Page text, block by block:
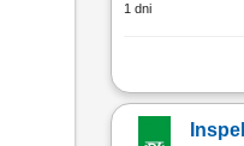
1 dni
Opis stanowiska
urządzeń
wymaganej